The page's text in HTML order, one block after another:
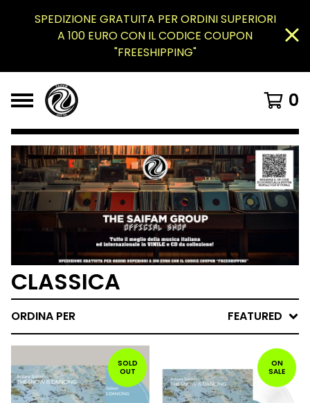
SPEDIZIONE GRATUITA PER ORDINI SUPERIORI
A 100 EURO CON IL CODICE COUPON
"FREESHIPPING"
0
CLASSICA
ORDINA PER FEATURED
SOLD
OUT
ON
SALE